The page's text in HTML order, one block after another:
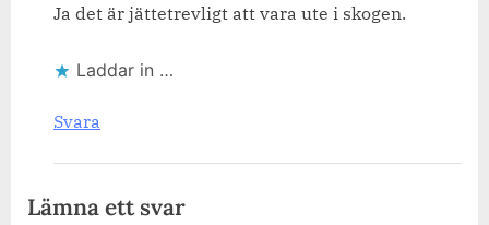
Ja det är jättetrevligt att vara ute i skogen.
Laddar in …
Svara
Lämna ett svar